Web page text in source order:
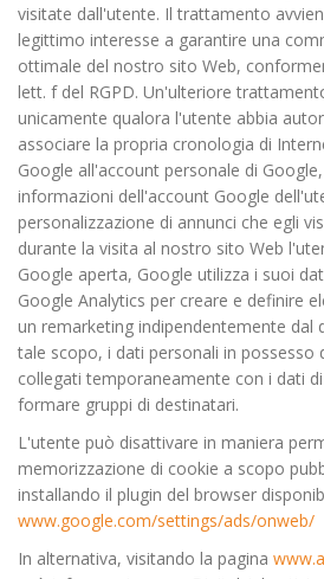
visitate dall'utente. Il trattamento
legittimo interesse a garantire una
ottimale del nostro sito Web,
lett. f del RGPD. Un'ulteriore
unicamente qualora l'utente abbia
associare la propria cronologia di
Google all'account personale di
informazioni dell'account Google
personalizzazione di annunci che egli
durante la visita al nostro sito Web
Google aperta, Google utilizza i suoi
Google Analytics per creare e definire
un remarketing indipendentemente dal
tale scopo, i dati personali in possesso
collegati temporaneamente con i dati
formare gruppi di destinatari.
L'utente può disattivare in maniera
memorizzazione di cookie a scopo
installando il plugin del browser
www.google.com/settings/ads/onweb/
In alternativa, visitando la pagina